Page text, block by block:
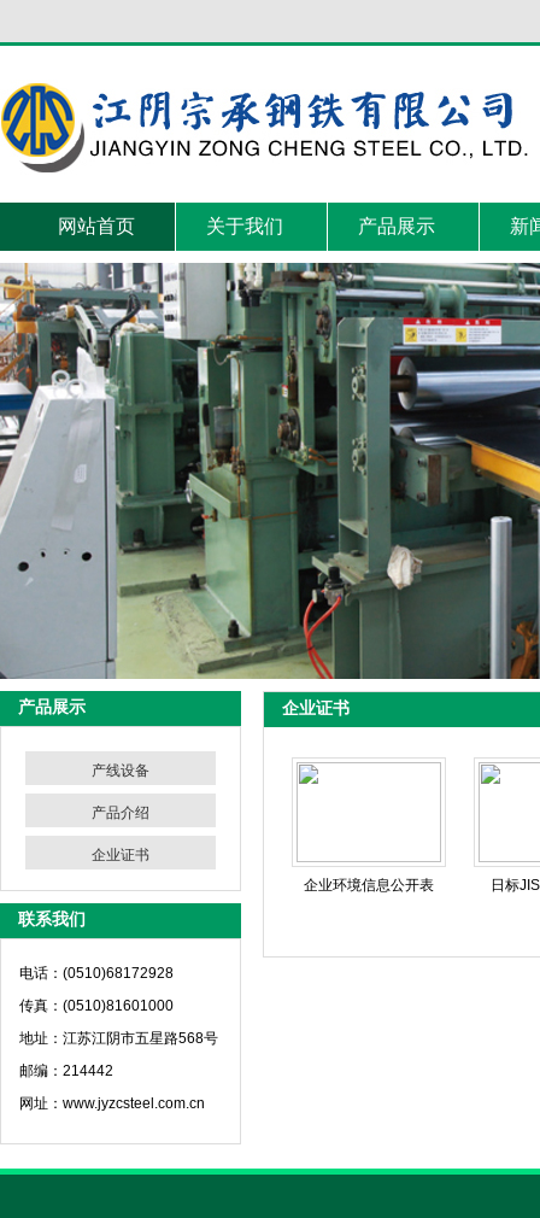
网站首页 关于我们 产品展示 新
产品展示
产线设备
产品介绍
企业证书
联系我们
电话：(0510)68172928
传真：(0510)81601000
地址：江苏江阴市五星路568号
邮编：214442
网址：www.jyzcsteel.com.cn
企业证书
企业环境信息公开表 日标